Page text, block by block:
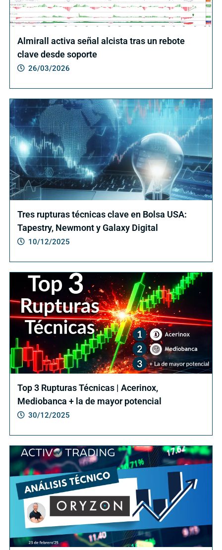
Almirall activa señal alcista tras un rebote
clave desde soporte
26/03/2026
Tres rupturas técnicas clave en Bolsa USA:
Tapestry, Newmont y Galaxy Digital
10/12/2025
Top 3 Rupturas Técnicas | Acerinox,
Mediobanca + la de mayor potencial
30/12/2025